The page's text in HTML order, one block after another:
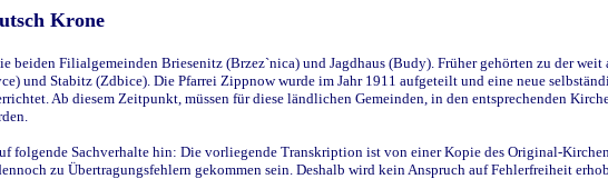
Krone
Filialgemeinden Briesenitz (Brzez`nica) und Jagdhaus (Budy). Früher gehörten zu der
und Stabitz (Zdbice). Die Pfarrei Zippnow wurde im Jahr 1911 aufgeteilt und eine neue
Ab diesem Zeitpunkt, müssen für diese ländlichen Gemeinden, in den entsprechenden
folgende Sachverhalte hin: Die vorliegende Transkription ist von einer Kopie des Original-
zu Übertragungsfehlern gekommen sein. Deshalb wird kein Anspruch auf Fehlerfreiheit